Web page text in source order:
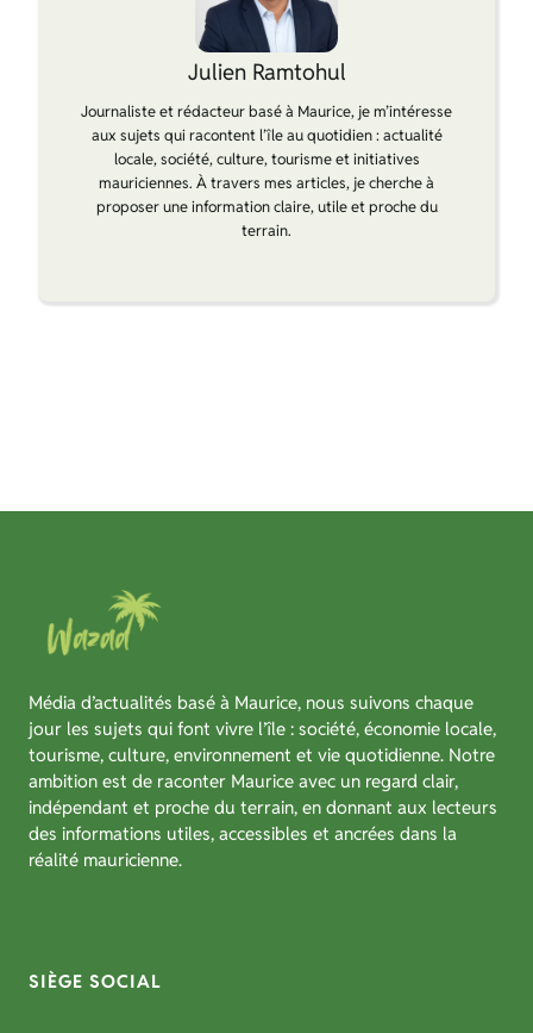
Julien Ramtohul
Journaliste et rédacteur basé à Maurice, je m’intéresse
aux sujets qui racontent l’île au quotidien : actualité
locale, société, culture, tourisme et initiatives
mauriciennes. À travers mes articles, je cherche à
proposer une information claire, utile et proche du
terrain.
Média d’actualités basé à Maurice, nous suivons chaque
jour les sujets qui font vivre l’île : société, économie locale,
tourisme, culture, environnement et vie quotidienne. Notre
ambition est de raconter Maurice avec un regard clair,
indépendant et proche du terrain, en donnant aux lecteurs
des informations utiles, accessibles et ancrées dans la
réalité mauricienne.
SIÈGE SOCIAL